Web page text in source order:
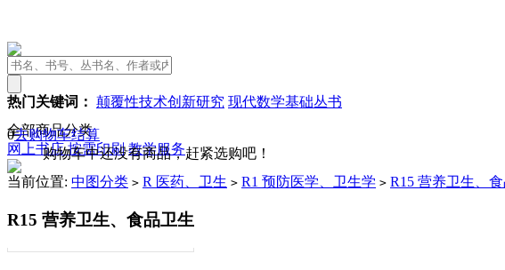
热门关键词： 颠覆性技术创新研究 现代数学基础丛书
0去购物车结算
购物车中还没有商品，赶紧选购吧！
全部商品分类
网上书店按需印刷 教学服务
当前位置: 中图分类 > R 医药、卫生 > R1 预防医学、卫生学 > R15 营养卫生、
R15 营养卫生、食品卫生